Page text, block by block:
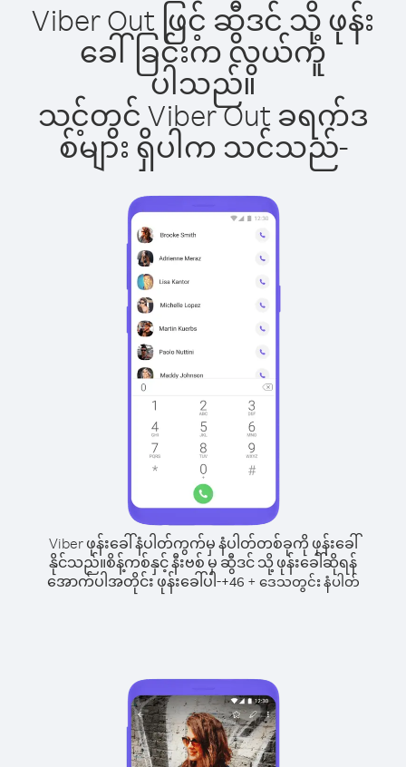
Viber Out ဖြင့် ဆွီဒင် သို့ ဖုန်း
ခေါ်ခြင်းက လွယ်ကူ
ပါသည်။
သင့်တွင် Viber Out ခရက်ဒ
စ်များ ရှိပါက သင်သည်-
Viber ဖုန်းခေါ်နံပါတ်ကွက်မှ နံပါတ်တစ်ခုကို ဖုန်းခေါ်
နိုင်သည်။စိန့်ကစ်နှင့် နီးဗစ် မှ ဆွီဒင် သို့ ဖုန်းခေါ်ဆိုရန်
အောက်ပါအတိုင်း ဖုန်းခေါ်ပါ-+46 + ဒေသတွင်း နံပါတ်